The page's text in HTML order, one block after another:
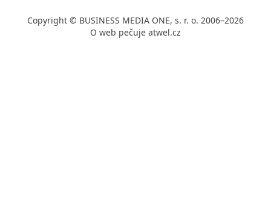
Copyright © BUSINESS MEDIA ONE, s. r. o. 2006–2026